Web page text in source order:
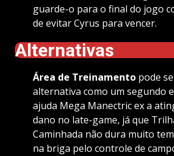
guarde-o para o final do jogo
de evitar Cyrus para vencer.
Alternativas
Área de Treinamentopode
alternativa como um segundo
ajuda Mega Manectric ex a
dano no late-game, já que
Caminhada não dura muito
na briga pelo controle de